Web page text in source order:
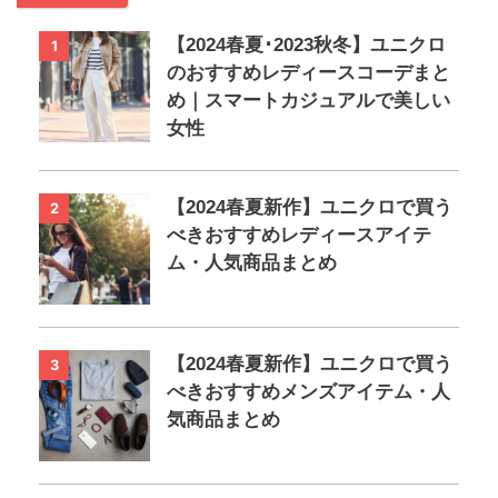
1
【2024春夏･2023秋冬】ユニクロ
のおすすめレディースコーデまと
め｜スマートカジュアルで美しい
女性
2
【2024春夏新作】ユニクロで買う
べきおすすめレディースアイテ
ム・人気商品まとめ
3
【2024春夏新作】ユニクロで買う
べきおすすめメンズアイテム・人
気商品まとめ